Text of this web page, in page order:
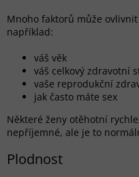
Mnoho faktorů může
například:
váš věk
váš celkový zdravotní
vaše reprodukční
jak často máte sex
Některé ženy otěhotní
nepříjemné, ale je to
Plodnost